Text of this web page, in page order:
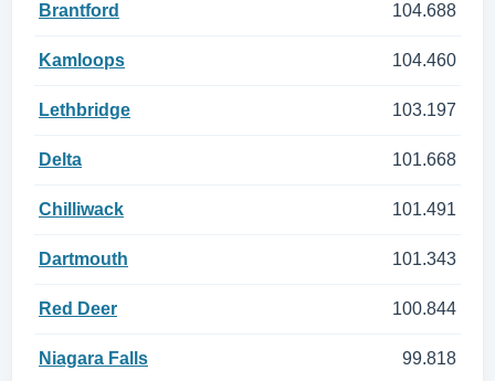
Brantford 104.688
Kamloops 104.460
Lethbridge 103.197
Delta 101.668
Chilliwack 101.491
Dartmouth 101.343
Red Deer 100.844
Niagara Falls 99.818